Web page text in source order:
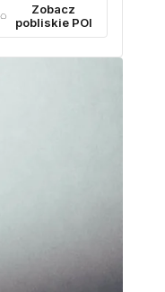
Zobacz
pobliskie POI